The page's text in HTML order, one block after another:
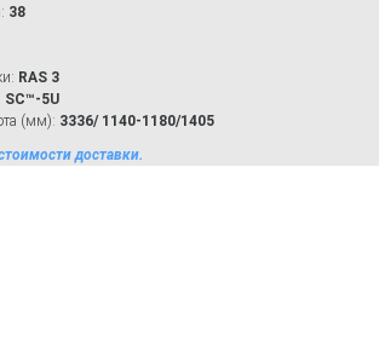
38
RAS 3
SC™-5U
(мм): 3336/ 1140-1180/1405
доставки.